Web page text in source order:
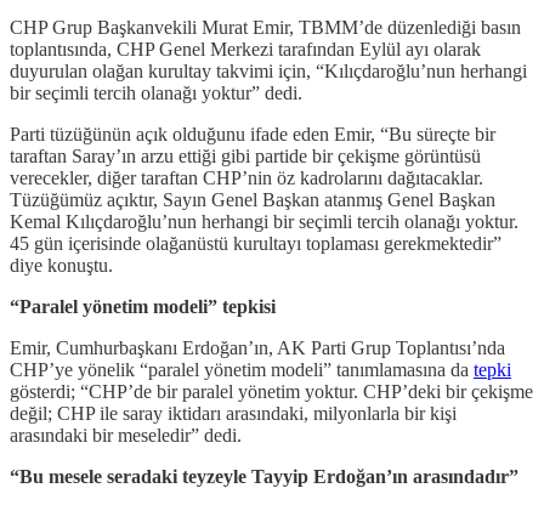
CHP Grup Başkanvekili Murat Emir, TBMM’de düzenlediği basın
toplantısında, CHP Genel Merkezi tarafından Eylül ayı olarak
duyurulan olağan kurultay takvimi için, “Kılıçdaroğlu’nun herhangi
bir seçimli tercih olanağı yoktur” dedi.
Parti tüzüğünün açık olduğunu ifade eden Emir, “Bu süreçte bir
taraftan Saray’ın arzu ettiği gibi partide bir çekişme görüntüsü
verecekler, diğer taraftan CHP’nin öz kadrolarını dağıtacaklar.
Tüzüğümüz açıktır, Sayın Genel Başkan atanmış Genel Başkan
Kemal Kılıçdaroğlu’nun herhangi bir seçimli tercih olanağı yoktur.
45 gün içerisinde olağanüstü kurultayı toplaması gerekmektedir”
diye konuştu.
“Paralel yönetim modeli” tepkisi
Emir, Cumhurbaşkanı Erdoğan’ın, AK Parti Grup Toplantısı’nda
CHP’ye yönelik “paralel yönetim modeli” tanımlamasına da tepki
gösterdi; “CHP’de bir paralel yönetim yoktur. CHP’deki bir çekişme
değil; CHP ile saray iktidarı arasındaki, milyonlarla bir kişi
arasındaki bir meseledir” dedi.
“Bu mesele seradaki teyzeyle Tayyip Erdoğan’ın arasındadır”